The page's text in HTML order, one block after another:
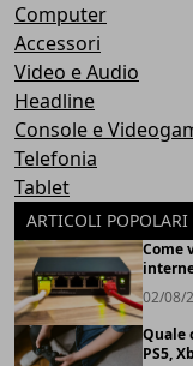
Computer
Accessori
Video e Audio
Headline
Console e
Telefonia
Tablet
ARTICOLI POPOLARI
Come
02/08/
Quale
PS5,